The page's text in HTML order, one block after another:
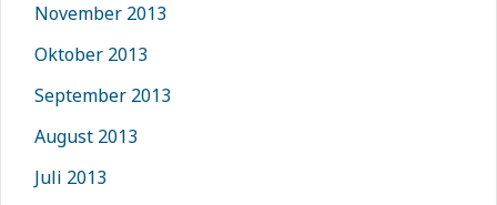
November 2013
Oktober 2013
September 2013
August 2013
Juli 2013